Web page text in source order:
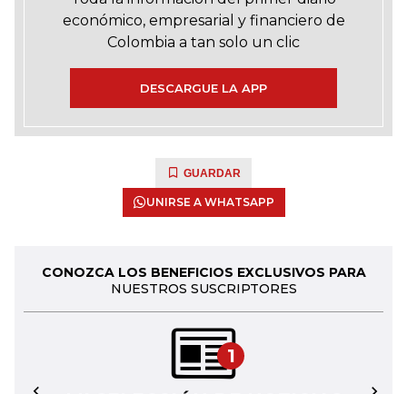
económico, empresarial y financiero de
Colombia a tan solo un clic
DESCARGUE LA APP
GUARDAR
UNIRSE A WHATSAPP
CONOZCA LOS BENEFICIOS EXCLUSIVOS PARA
NUESTROS SUSCRIPTORES
1